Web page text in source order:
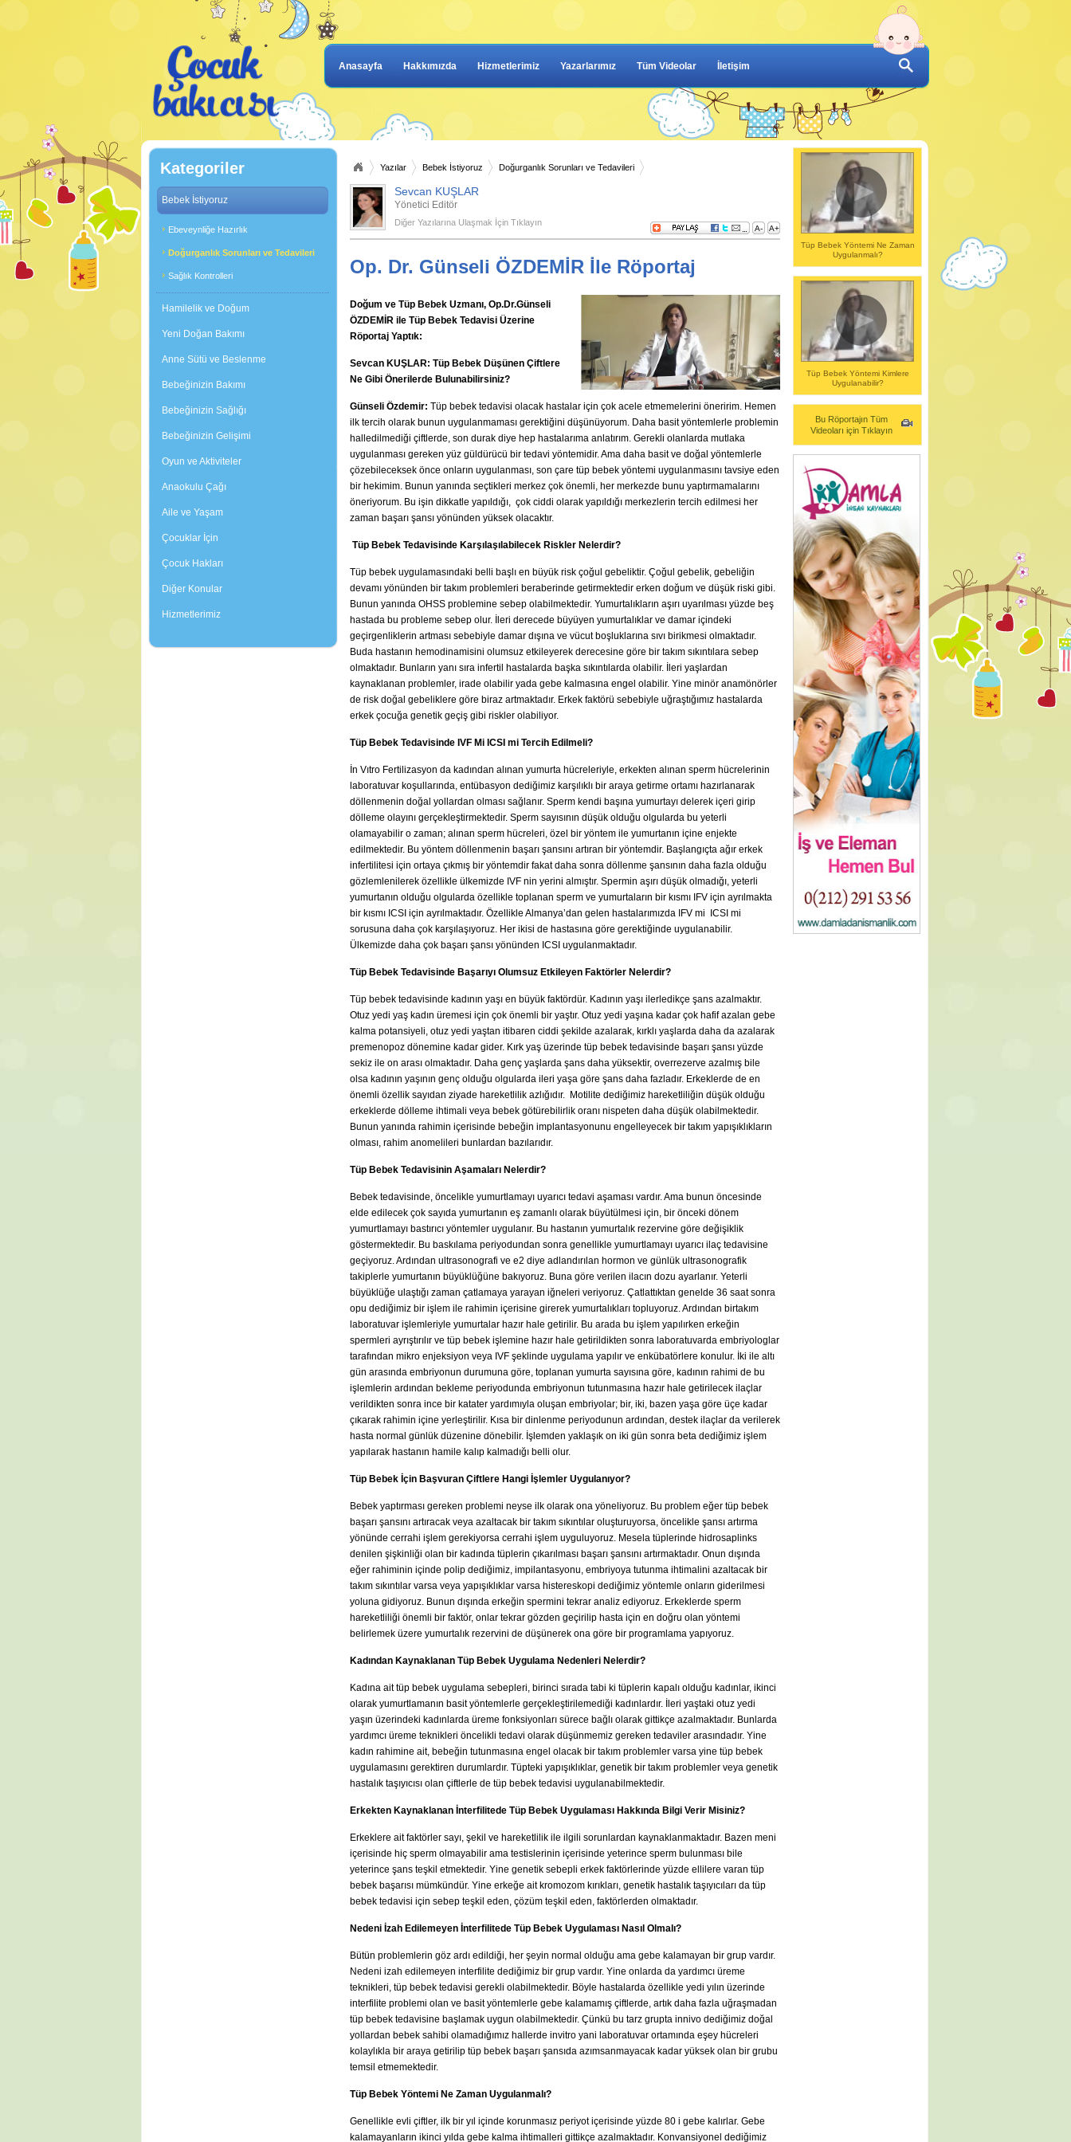
Anasayfa Hakkımızda Hizmetlerimiz Yazarlarımız Tüm Videolar İletişim
Kategoriler
Bebek İstiyoruz
Ebeveynliğe Hazırlık
Doğurganlık Sorunları ve Tedavileri
Sağlık Kontrolleri
Hamilelik ve Doğum
Yeni Doğan Bakımı
Anne Sütü ve Beslenme
Bebeğinizin Bakımı
Bebeğinizin Sağlığı
Bebeğinizin Gelişimi
Oyun ve Aktiviteler
Anaokulu Çağı
Aile ve Yaşam
Çocuklar İçin
Çocuk Hakları
Diğer Konular
Hizmetlerimiz
Yazılar Bebek İstiyoruz Doğurganlık Sorunları ve Tedavileri
Sevcan KUŞLAR
Yönetici Editör
Diğer Yazılarına Ulaşmak İçin Tıklayın
Op. Dr. Günseli ÖZDEMİR İle Röportaj
A- A+
Doğum ve Tüp Bebek Uzmanı, Op.Dr.Günseli
ÖZDEMİR ile Tüp Bebek Tedavisi Üzerine
Röportaj Yaptık:
Sevcan KUŞLAR: Tüp Bebek Düşünen Çiftlere
Ne Gibi Önerilerde Bulunabilirsiniz?
Günseli Özdemir: Tüp bebek tedavisi olacak hastalar için çok acele etmemelerini öneririm. Hemen
ilk tercih olarak bunun uygulanmaması gerektiğini düşünüyorum. Daha basit yöntemlerle problemin
halledilmediği çiftlerde, son durak diye hep hastalarıma anlatırım. Gerekli olanlarda mutlaka
uygulanması gereken yüz güldürücü bir tedavi yöntemidir. Ama daha basit ve doğal yöntemlerle
çözebileceksek önce onların uygulanması, son çare tüp bebek yöntemi uygulanmasını tavsiye eden
bir hekimim. Bunun yanında seçtikleri merkez çok önemli, her merkezde bunu yaptırmamalarını
öneriyorum. Bu işin dikkatle yapıldığı, çok ciddi olarak yapıldığı merkezlerin tercih edilmesi her
zaman başarı şansı yönünden yüksek olacaktır.
Tüp Bebek Tedavisinde Karşılaşılabilecek Riskler Nelerdir?
Tüp bebek uygulamasındaki belli başlı en büyük risk çoğul gebeliktir. Çoğul gebelik, gebeliğin
devamı yönünden bir takım problemleri beraberinde getirmektedir erken doğum ve düşük riski gibi.
Bunun yanında OHSS problemine sebep olabilmektedir. Yumurtalıkların aşırı uyarılması yüzde beş
hastada bu probleme sebep olur. İleri derecede büyüyen yumurtalıklar ve damar içindeki
geçirgenliklerin artması sebebiyle damar dışına ve vücut boşluklarına sıvı birikmesi olmaktadır.
Buda hastanın hemodinamisini olumsuz etkileyerek derecesine göre bir takım sıkıntılara sebep
olmaktadır. Bunların yanı sıra infertil hastalarda başka sıkıntılarda olabilir. İleri yaşlardan
kaynaklanan problemler, irade olabilir yada gebe kalmasına engel olabilir. Yine minör anamönörler
de risk doğal gebeliklere göre biraz artmaktadır. Erkek faktörü sebebiyle uğraştığımız hastalarda
erkek çocuğa genetik geçiş gibi riskler olabiliyor.
Tüp Bebek Tedavisinde IVF Mi ICSI mi Tercih Edilmeli?
İn Vıtro Fertilizasyon da kadından alınan yumurta hücreleriyle, erkekten alınan sperm hücrelerinin
laboratuvar koşullarında, entübasyon dediğimiz karşılıklı bir araya getirme ortamı hazırlanarak
döllenmenin doğal yollardan olması sağlanır. Sperm kendi başına yumurtayı delerek içeri girip
dölleme olayını gerçekleştirmektedir. Sperm sayısının düşük olduğu olgularda bu yeterli
olamayabilir o zaman; alınan sperm hücreleri, özel bir yöntem ile yumurtanın içine enjekte
edilmektedir. Bu yöntem döllenmenin başarı şansını artıran bir yöntemdir. Başlangıçta ağır erkek
infertilitesi için ortaya çıkmış bir yöntemdir fakat daha sonra döllenme şansının daha fazla olduğu
gözlemlenilerek özellikle ülkemizde IVF nin yerini almıştır. Spermin aşırı düşük olmadığı, yeterli
yumurtanın olduğu olgularda özellikle toplanan sperm ve yumurtaların bir kısmı IFV için ayrılmakta
bir kısmı ICSI için ayrılmaktadır. Özellikle Almanya’dan gelen hastalarımızda IFV mi ICSI mi
sorusuna daha çok karşılaşıyoruz. Her ikisi de hastasına göre gerektiğinde uygulanabilir.
Ülkemizde daha çok başarı şansı yönünden ICSI uygulanmaktadır.
Tüp Bebek Tedavisinde Başarıyı Olumsuz Etkileyen Faktörler Nelerdir?
Tüp bebek tedavisinde kadının yaşı en büyük faktördür. Kadının yaşı ilerledikçe şans azalmaktır.
Otuz yedi yaş kadın üremesi için çok önemli bir yaştır. Otuz yedi yaşına kadar çok hafif azalan gebe
kalma potansiyeli, otuz yedi yaştan itibaren ciddi şekilde azalarak, kırklı yaşlarda daha da azalarak
premenopoz dönemine kadar gider. Kırk yaş üzerinde tüp bebek tedavisinde başarı şansı yüzde
sekiz ile on arası olmaktadır. Daha genç yaşlarda şans daha yüksektir, overrezerve azalmış bile
olsa kadının yaşının genç olduğu olgularda ileri yaşa göre şans daha fazladır. Erkeklerde de en
önemli özellik sayıdan ziyade hareketlilik azlığıdır. Motilite dediğimiz hareketliliğin düşük olduğu
erkeklerde dölleme ihtimali veya bebek götürebilirlik oranı nispeten daha düşük olabilmektedir.
Bunun yanında rahimin içerisinde bebeğin implantasyonunu engelleyecek bir takım yapışıklıkların
olması, rahim anomelileri bunlardan bazılarıdır.
Tüp Bebek Tedavisinin Aşamaları Nelerdir?
Bebek tedavisinde, öncelikle yumurtlamayı uyarıcı tedavi aşaması vardır. Ama bunun öncesinde
elde edilecek çok sayıda yumurtanın eş zamanlı olarak büyütülmesi için, bir önceki dönem
yumurtlamayı bastırıcı yöntemler uygulanır. Bu hastanın yumurtalık rezervine göre değişiklik
göstermektedir. Bu baskılama periyodundan sonra genellikle yumurtlamayı uyarıcı ilaç tedavisine
geçiyoruz. Ardından ultrasonografi ve e2 diye adlandırılan hormon ve günlük ultrasonografik
takiplerle yumurtanın büyüklüğüne bakıyoruz. Buna göre verilen ilacın dozu ayarlanır. Yeterli
büyüklüğe ulaştığı zaman çatlamaya yarayan iğneleri veriyoruz. Çatlattıktan genelde 36 saat sonra
opu dediğimiz bir işlem ile rahimin içerisine girerek yumurtalıkları topluyoruz. Ardından birtakım
laboratuvar işlemleriyle yumurtalar hazır hale getirilir. Bu arada bu işlem yapılırken erkeğin
spermleri ayrıştırılır ve tüp bebek işlemine hazır hale getirildikten sonra laboratuvarda embriyologlar
tarafından mikro enjeksiyon veya IVF şeklinde uygulama yapılır ve enkübatörlere konulur. İki ile altı
gün arasında embriyonun durumuna göre, toplanan yumurta sayısına göre, kadının rahimi de bu
işlemlerin ardından bekleme periyodunda embriyonun tutunmasına hazır hale getirilecek ilaçlar
verildikten sonra ince bir katater yardımıyla oluşan embriyolar; bir, iki, bazen yaşa göre üçe kadar
çıkarak rahimin içine yerleştirilir. Kısa bir dinlenme periyodunun ardından, destek ilaçlar da verilerek
hasta normal günlük düzenine dönebilir. İşlemden yaklaşık on iki gün sonra beta dediğimiz işlem
yapılarak hastanın hamile kalıp kalmadığı belli olur.
Tüp Bebek İçin Başvuran Çiftlere Hangi İşlemler Uygulanıyor?
Bebek yaptırması gereken problemi neyse ilk olarak ona yöneliyoruz. Bu problem eğer tüp bebek
başarı şansını artıracak veya azaltacak bir takım sıkıntılar oluşturuyorsa, öncelikle şansı artırma
yönünde cerrahi işlem gerekiyorsa cerrahi işlem uyguluyoruz. Mesela tüplerinde hidrosaplinks
denilen şişkinliği olan bir kadında tüplerin çıkarılması başarı şansını artırmaktadır. Onun dışında
eğer rahiminin içinde polip dediğimiz, impilantasyonu, embriyoya tutunma ihtimalini azaltacak bir
takım sıkıntılar varsa veya yapışıklıklar varsa histereskopi dediğimiz yöntemle onların giderilmesi
yoluna gidiyoruz. Bunun dışında erkeğin spermini tekrar analiz ediyoruz. Erkeklerde sperm
hareketliliği önemli bir faktör, onlar tekrar gözden geçirilip hasta için en doğru olan yöntemi
belirlemek üzere yumurtalık rezervini de düşünerek ona göre bir programlama yapıyoruz.
Kadından Kaynaklanan Tüp Bebek Uygulama Nedenleri Nelerdir?
Kadına ait tüp bebek uygulama sebepleri, birinci sırada tabi ki tüplerin kapalı olduğu kadınlar, ikinci
olarak yumurtlamanın basit yöntemlerle gerçekleştirilemediği kadınlardır. İleri yaştaki otuz yedi
yaşın üzerindeki kadınlarda üreme fonksiyonları sürece bağlı olarak gittikçe azalmaktadır. Bunlarda
yardımcı üreme teknikleri öncelikli tedavi olarak düşünmemiz gereken tedaviler arasındadır. Yine
kadın rahimine ait, bebeğin tutunmasına engel olacak bir takım problemler varsa yine tüp bebek
uygulamasını gerektiren durumlardır. Tüpteki yapışıklıklar, genetik bir takım problemler veya genetik
hastalık taşıyıcısı olan çiftlerle de tüp bebek tedavisi uygulanabilmektedir.
Erkekten Kaynaklanan İnterfilitede Tüp Bebek Uygulaması Hakkında Bilgi Verir Misiniz?
Erkeklere ait faktörler sayı, şekil ve hareketlilik ile ilgili sorunlardan kaynaklanmaktadır. Bazen meni
içerisinde hiç sperm olmayabilir ama testislerinin içerisinde yeterince sperm bulunması bile
yeterince şans teşkil etmektedir. Yine genetik sebepli erkek faktörlerinde yüzde ellilere varan tüp
bebek başarısı mümkündür. Yine erkeğe ait kromozom kırıkları, genetik hastalık taşıyıcıları da tüp
bebek tedavisi için sebep teşkil eden, çözüm teşkil eden, faktörlerden olmaktadır.
Nedeni İzah Edilemeyen İnterfilitede Tüp Bebek Uygulaması Nasıl Olmalı?
Bütün problemlerin göz ardı edildiği, her şeyin normal olduğu ama gebe kalamayan bir grup vardır.
Nedeni izah edilemeyen interfilite dediğimiz bir grup vardır. Yine onlarda da yardımcı üreme
teknikleri, tüp bebek tedavisi gerekli olabilmektedir. Böyle hastalarda özellikle yedi yılın üzerinde
interfilite problemi olan ve basit yöntemlerle gebe kalamamış çiftlerde, artık daha fazla uğraşmadan
tüp bebek tedavisine başlamak uygun olabilmektedir. Çünkü bu tarz grupta innivo dediğimiz doğal
yollardan bebek sahibi olamadığımız hallerde invitro yani laboratuvar ortamında eşey hücreleri
kolaylıkla bir araya getirilip tüp bebek başarı şansıda azımsanmayacak kadar yüksek olan bir grubu
temsil etmemektedir.
Tüp Bebek Yöntemi Ne Zaman Uygulanmalı?
Genellikle evli çiftler, ilk bir yıl içinde korunmasız periyot içerisinde yüzde 80 i gebe kalırlar. Gebe
kalamayanların ikinci yılda gebe kalma ihtimalleri gittikçe azalmaktadır. Konvansiyonel dediğimiz
Tüp Bebek Yöntemi Ne Zaman
Uygulanmalı?
Tüp Bebek Yöntemi Kimlere
Uygulanabilir?
Bu Röportajın Tüm
Videoları için Tıklayın